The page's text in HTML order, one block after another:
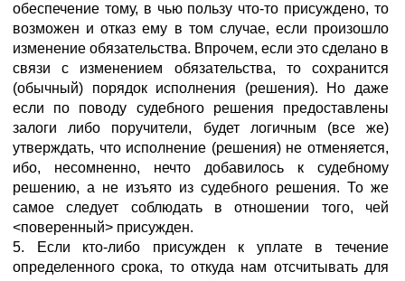
обеспечение тому, в чью пользу что-то присуждено, то
возможен и отказ ему в том случае, если произошло
изменение обязательства. Впрочем, если это сделано в
связи с изменением обязательства, то сохранится
(обычный) порядок исполнения (решения). Но даже
если по поводу судебного решения предоставлены
залоги либо поручители, будет логичным (все же)
утверждать, что исполнение (решения) не отменяется,
ибо, несомненно, нечто добавилось к судебному
решению, а не изъято из судебного решения. То же
самое следует соблюдать в отношении того, чей
<поверенный> присужден.
5. Если кто-либо присужден к уплате в течение
определенного срока, то откуда нам отсчитывать для